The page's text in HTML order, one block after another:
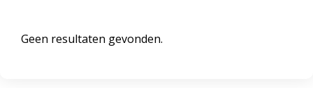
Geen resultaten gevonden.